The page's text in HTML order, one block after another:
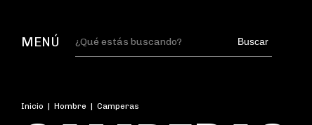
MENÚ Buscar
Inicio | Hombre | Camperas